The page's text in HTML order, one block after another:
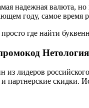
надежная валюта,
году, самое время
где найти
лидеров
партнерские скидки.